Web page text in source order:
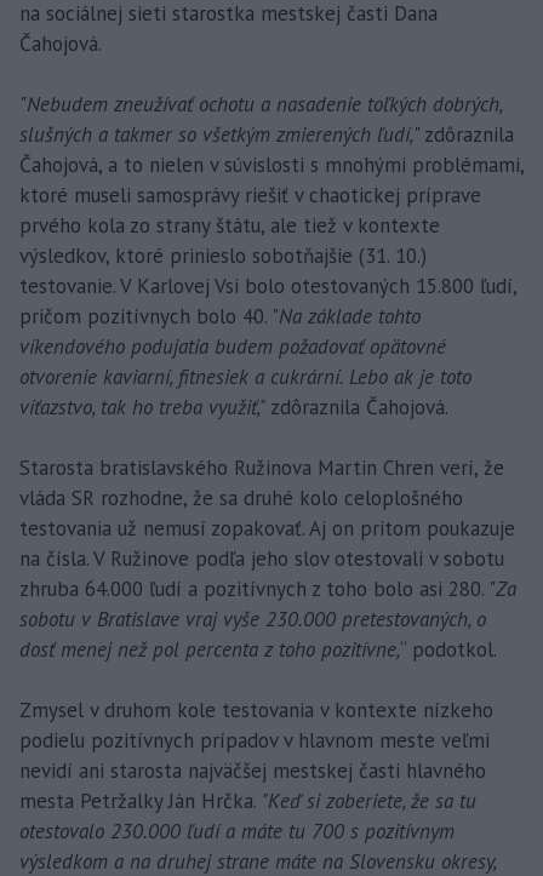
na sociálnej sieti starostka mestskej časti Dana
Čahojová.
"Nebudem zneužívať ochotu a nasadenie toľkých dobrých,
slušných a takmer so všetkým zmierených ľudí," zdôraznila
Čahojová, a to nielen v súvislosti s mnohými problémami,
ktoré museli samosprávy riešiť v chaotickej príprave
prvého kola zo strany štátu, ale tiež v kontexte
výsledkov, ktoré prinieslo sobotňajšie (31. 10.)
testovanie. V Karlovej Vsi bolo otestovaných 15.800 ľudí,
pričom pozitívnych bolo 40. "Na základe tohto
víkendového podujatia budem požadovať opätovné
otvorenie kaviarní, fitnesiek a cukrární. Lebo ak je toto
víťazstvo, tak ho treba využiť," zdôraznila Čahojová.
Starosta bratislavského Ružinova Martin Chren verí, že
vláda SR rozhodne, že sa druhé kolo celoplošného
testovania už nemusí zopakovať. Aj on pritom poukazuje
na čísla. V Ružinove podľa jeho slov otestovali v sobotu
zhruba 64.000 ľudí a pozitívnych z toho bolo asi 280. "Za
sobotu v Bratislave vraj vyše 230.000 pretestovaných, o
dosť menej než pol percenta z toho pozitívne,“ podotkol.
Zmysel v druhom kole testovania v kontexte nízkeho
podielu pozitívnych prípadov v hlavnom meste veľmi
nevidí ani starosta najväčšej mestskej časti hlavného
mesta Petržalky Ján Hrčka. "Keď si zoberiete, že sa tu
otestovalo 230.000 ľudí a máte tu 700 s pozitívnym
výsledkom a na druhej strane máte na Slovensku okresy,